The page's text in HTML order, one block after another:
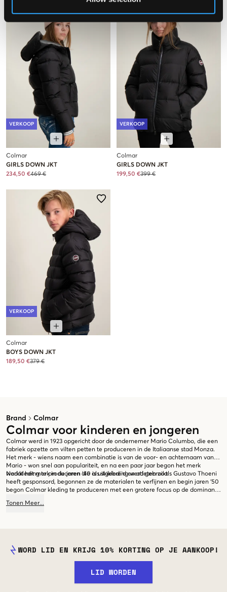
Brand Colmar
Colmar voor kinderen en jongeren
Colmar werd in 1923 opgericht door de ondernemer Mario Columbo, die een
fabriek opzette om vilten petten te produceren in de Italiaanse stad Monza.
Het merk - wiens naam een combinatie is van de voor- en achternaam van
Mario - won snel aan populariteit, en na een paar jaar begon het merk
werkkleding te produceren die als skikleding werd gebruikt.
Nadat het merk in de jaren ‘40 is uitgebreid en atleten zoals Gustavo Thoeni
heeft gesponsord, begonnen ze de materialen te verfijnen en begin jaren ‘50
begon Colmar kleding te produceren met een grotere focus op de dominante
De voormalig strakke skimode was gedeeltelijk zeer onaangenaam en
Tonen Meer...
VERKOOP
Colmar
GIRLS DOWN JKT
234,50 €469 €
VERKOOP
Colmar
GIRLS DOWN JKT
199,50 €399 €
VERKOOP
Colmar
BOYS DOWN JKT
189,50 €379 €
WORD LID EN KRIJG 10% KORTING OP JE AANKOOP!
LID WORDEN